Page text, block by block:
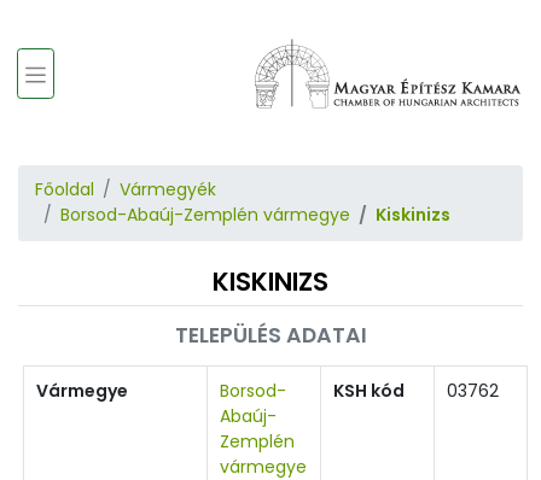
Főoldal
Vármegyék
Borsod-Abaúj-Zemplén vármegye
Kiskinizs
KISKINIZS
TELEPÜLÉS ADATAI
Vármegye
Borsod-
Abaúj-
Zemplén
vármegye
KSH kód 03762